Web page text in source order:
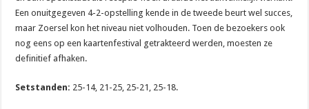
Een onuitgegeven 4-2-opstelling kende in de tweede beurt wel succes,
maar Zoersel kon het niveau niet volhouden. Toen de bezoekers ook
nog eens op een kaartenfestival getrakteerd werden, moesten ze
definitief afhaken.
Setstanden: 25-14, 21-25, 25-21, 25-18.